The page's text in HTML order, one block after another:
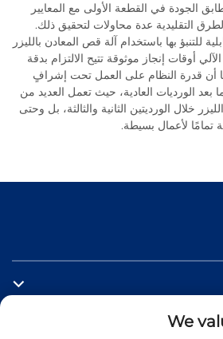
الجودة في القطعة الأولى مع المعايير
التقليدية عدة محاولات لتحقيق ذلك.
للتنبؤ بها باستخدام آلة قص المعادن بالليزر
أوقات إنجاز موثوقة تتيح الالتزام بدقة
أن قدرة النظام على العمل تحت إشرافٍ
بعد الورديات العادية، حيث تعمل العديد من
خلال الورديتين الثانية والثالثة، بل وحتى
تمامًا لأعمال بسيطة.
We